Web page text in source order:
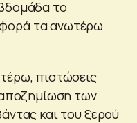
το
τα ανωτέρω
πιστώσεις
των
και του ξερού